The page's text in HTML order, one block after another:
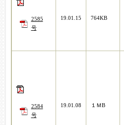
2585
号
19.01.15 764KB
2584
号
19.01.08 １ＭB